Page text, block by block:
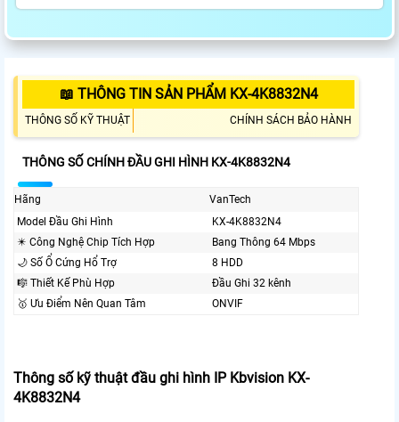
📖 THÔNG TIN SẢN PHẨM KX-4K8832N4
THÔNG SỐ KỸ THUẬT CHÍNH SÁCH BẢO HÀNH
THÔNG SỐ CHÍNH ĐẦU GHI HÌNH KX-4K8832N4
Hãng
VanTech
Model Đầu Ghi Hình
KX-4K8832N4
✴️ Công Nghệ Chip Tích Hợp
Bang Thông 64 Mbps
🌙 Số Ổ Cứng Hổ Trợ
8 HDD
🎼️ Thiết Kế Phù Hợp
Đầu Ghi 32 kênh
🥇️ Ưu Điểm Nên Quan Tâm
ONVIF
Thông số kỹ thuật đầu ghi hình IP Kbvision KX-
4K8832N4